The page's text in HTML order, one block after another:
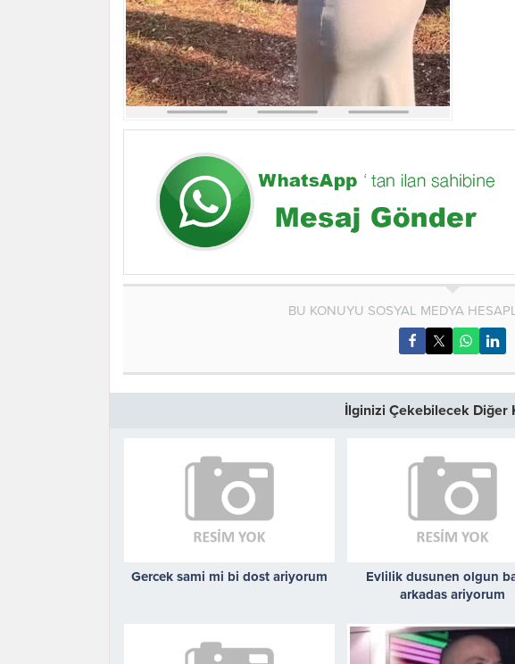
BU KONUYU SOSYAL MEDYA
İlginizi Çekebilecek Diğer
Gercek sami mi bi dost ariyorum
Evlilik dusunen olgun
arkadas ariyorum